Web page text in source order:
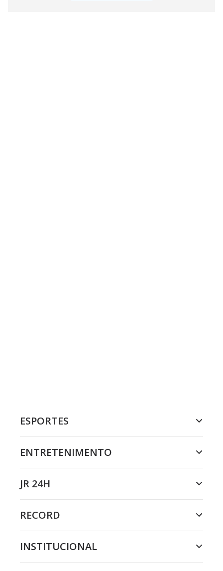
ESPORTES
ENTRETENIMENTO
JR 24H
RECORD
INSTITUCIONAL